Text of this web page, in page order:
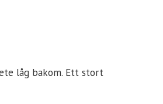
låg bakom. Ett stort